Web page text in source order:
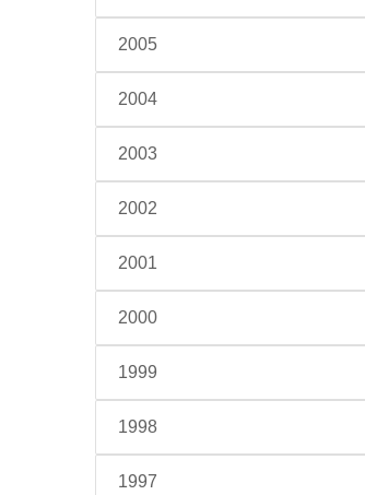
2005
2004
2003
2002
2001
2000
1999
1998
1997